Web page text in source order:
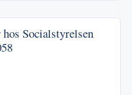
Socialstyrelsen